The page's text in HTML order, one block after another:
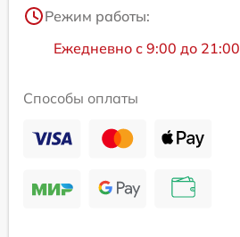
Режим работы:
Ежедневно с 9:00 до 21:00
Способы оплаты